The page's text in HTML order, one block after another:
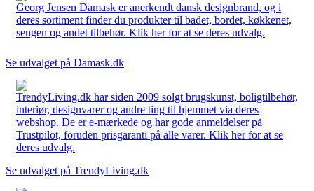
Georg Jensen Damask er anerkendt dansk designbrand, og i
deres sortiment finder du produkter til badet, bordet, køkkenet,
sengen og andet tilbehør. Klik her for at se deres udvalg.
Se udvalget på Damask.dk
TrendyLiving.dk har siden 2009 solgt brugskunst, boligtilbehør,
interiør, designvarer og andre ting til hjemmet via deres
webshop. De er e-mærkede og har gode anmeldelser på
Trustpilot, foruden prisgaranti på alle varer. Klik her for at se
deres udvalg.
Se udvalget på TrendyLiving.dk